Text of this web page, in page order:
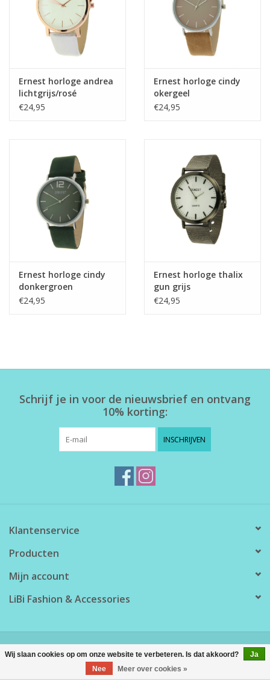
Ernest horloge andrea
lichtgrijs/rosé
€24,95
Ernest horloge cindy
okergeel
€24,95
Ernest horloge cindy
donkergroen
€24,95
Ernest horloge thalix
gun grijs
€24,95
Schrijf je in voor de nieuwsbrief en ontvang
10% korting:
INSCHRIJVEN
Klantenservice
Producten
Mijn account
LiBi Fashion & Accessories
Lightspeed
Wij slaan cookies op om onze website te verbeteren. Is dat akkoord?
Ja
Nee
Meer over cookies »